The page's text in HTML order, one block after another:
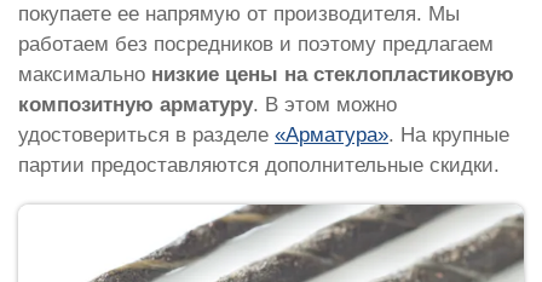
покупаете ее напрямую от производителя. Мы
работаем без посредников и поэтому предлагаем
максимально низкие цены на стеклопластиковую
композитную арматуру. В этом можно
удостовериться в разделе «Арматура». На крупные
партии предоставляются дополнительные скидки.